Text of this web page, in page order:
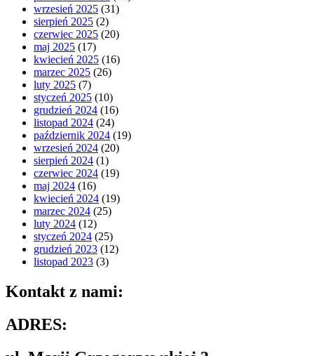
wrzesień 2025 (31)
sierpień 2025 (2)
czerwiec 2025 (20)
maj 2025 (17)
kwiecień 2025 (16)
marzec 2025 (26)
luty 2025 (7)
styczeń 2025 (10)
grudzień 2024 (16)
listopad 2024 (24)
październik 2024 (19)
wrzesień 2024 (20)
sierpień 2024 (1)
czerwiec 2024 (19)
maj 2024 (16)
kwiecień 2024 (19)
marzec 2024 (25)
luty 2024 (12)
styczeń 2024 (25)
grudzień 2023 (12)
listopad 2023 (3)
Kontakt z nami:
ADRES: